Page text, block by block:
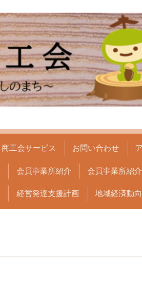
商工会サービス お問い合わせ
会員事業所紹介 会員事業所紹
経営発達支援計画 地域経済動